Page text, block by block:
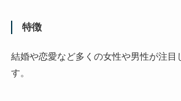
特徴
結婚や恋愛など多くの女性や男性が注目
す。